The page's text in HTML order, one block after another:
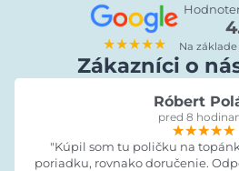
★★★★★ Na základe
Zákazníci o
Róbert
pred 8
★★★★★
★★★★★
★★★★★
"Kúpil som tu poličku na
poriadku, rovnako doručenie.